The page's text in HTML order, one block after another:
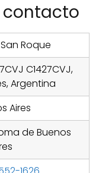
contacto
Roque
C1427CVJ,
Argentina
Aires
de Buenos